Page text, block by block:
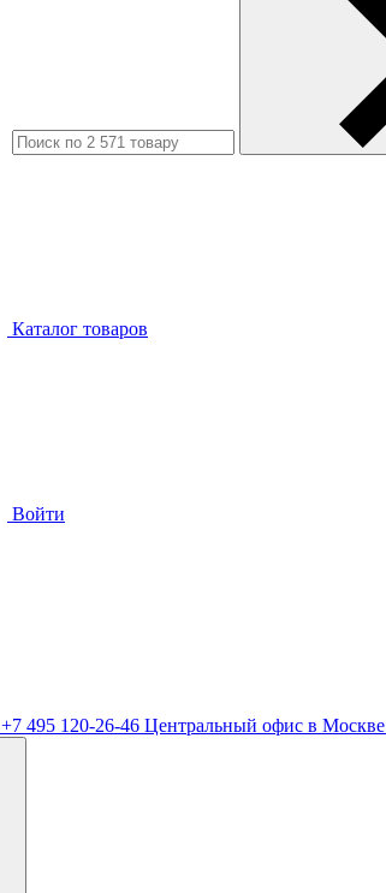
Каталог товаров
Войти
+7 495 120-26-46 Центральный офис в Москве